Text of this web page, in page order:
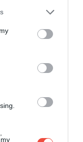
or more Google
You may click to
party tags to
in below Google
Iryna Shpulak, Shutterstock
az 1500
túraútvonalait is
őslakos
állító El
élmény
ami nyolc